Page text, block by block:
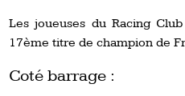
Les joueuses du Racing
17ème titre de champion de
Coté barrage :